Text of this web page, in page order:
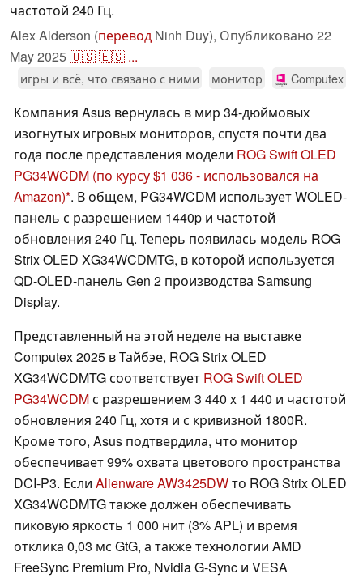
частотой 240 Гц.
Alex Alderson (перевод Ninh Duy), Опубликовано 22
May 2025🇺🇸🇪🇸 ...
игры и всё, что связано с ними монитор Computex
Компания Asus вернулась в мир 34-дюймовых
изогнутых игровых мониторов, спустя почти два
года после представления модели ROG Swift OLED
PG34WCDM (по курсу $1 036 - использовался на
Amazon) . В общем, PG34WCDM использует WOLED-
панель с разрешением 1440p и частотой
обновления 240 Гц. Теперь появилась модель ROG
Strix OLED XG34WCDMTG, в которой используется
QD-OLED-панель Gen 2 производства Samsung
Display.
Представленный на этой неделе на выставке
Computex 2025 в Тайбэе, ROG Strix OLED
XG34WCDMTG соответствует ROG Swift OLED
PG34WCDMс разрешением 3 440 x 1 440 и частотой
обновления 240 Гц, хотя и с кривизной 1800R.
Кроме того, Asus подтвердила, что монитор
обеспечивает 99% охвата цветового пространства
DCI-P3. Если Alienware AW3425DWто ROG Strix OLED
XG34WCDMTG также должен обеспечивать
пиковую яркость 1 000 нит (3% APL) и время
отклика 0,03 мс GtG, а также технологии AMD
FreeSync Premium Pro, Nvidia G-Sync и VESA